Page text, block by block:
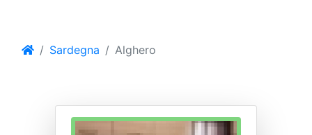
Sardegna Alghero